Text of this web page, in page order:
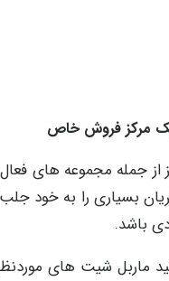
مرکز فروش خاص
از جمله مجموعه های
باشد.
ماربل شیت های